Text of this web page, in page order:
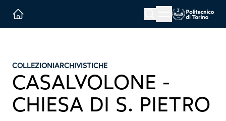
Menu button
COLLEZIONIARCHIVISTICHE
CASALVOLONE -
CHIESA DI S. PIETRO